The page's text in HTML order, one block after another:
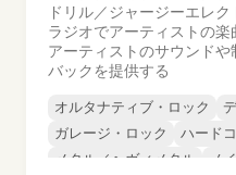
ドリル／ジャージーエレク
ラジオでアーティストの楽
アーティストのサウンド
バックを提供する
オルタナティブ・ロック
ガレージ・ロック
ハード
メタル／ヘヴィメタル
ノ